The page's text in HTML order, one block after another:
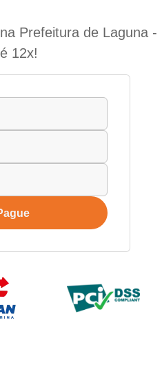
Prefeitura de Laguna -
12x!